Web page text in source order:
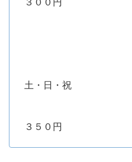
土・日・祝
３５０円